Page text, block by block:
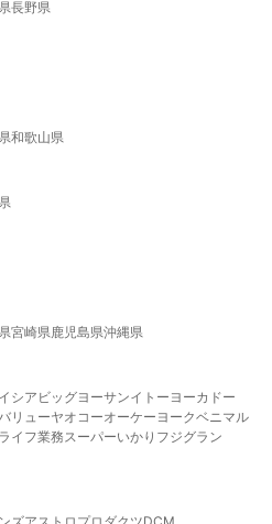
長野県
和歌山県
宮崎県鹿児島県沖縄県
シア ビッグヨーサンイトーヨーカドー
リューヤオコーオーケー ヨークベニマル
ライフ業務スーパーいかり フジグラン